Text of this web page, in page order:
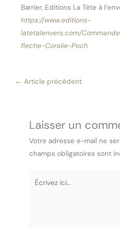
Barrier, Editions La Tête à
https://www.editions-
latetalenvers.com/
fleche-Coralie-Poch
← Article précédent
Laisser un
Votre adresse e-mail ne
champs obligatoires sont
Écrivez